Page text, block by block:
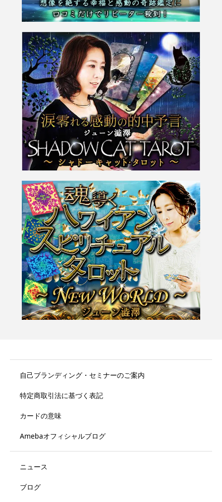
自己ブランディング・セミナーのご案内
特定商取引法に基づく表記
カードの意味
Amebaオフィシャルブログ
ニュース
ブログ